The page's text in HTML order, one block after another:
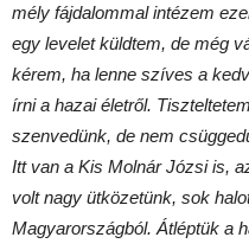
mély fájdalommal intézem
egy levelet küldtem, de még
kérem, ha lenne szíves a
írni a hazai életről.
szenvedünk, de nem
Itt van a Kis Molnár Józsi is,
volt nagy ütközetünk, sok
Magyarországból. Átléptük a